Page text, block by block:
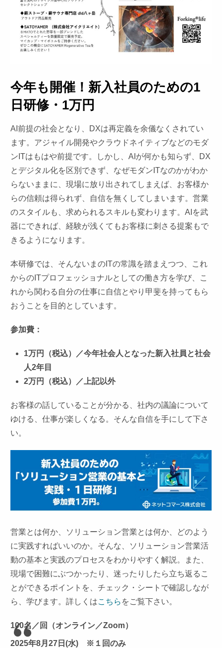
今年も開催！新入社員のための1
日研修・1万円
AI前提の社会となり、DXは再定義を余儀なくされてい
ます。アジャイル開発やクラウドネイティブなどのモダ
ンITはもはや前提です。しかし、AIが何かも知らず、DX
とデジタル化を区別できず、なぜモダンITなのかがわか
らないままに、現場に放り出されてしまえば、お客様か
らの信頼は得られず、自信を無くしてしまいます。営業
のスタイルも、求められるスキルも変わります。AIを武
器にできれば、経験が浅くてもお客様に刺さる提案もで
きるようになります。
本研修では、そんないまのITの常識を踏まえつつ、これ
からのITプロフェッショナルとしての働き方を学び、こ
れから関わる自分の仕事に自信とやり甲斐を持ってもら
おうことを目的としています。
参加費：
1万円（税込）／今年社会人となった新入社員と社会
人2年目
2万円（税込）／上記以外
お客様の話していることが分かる、社内の議論について
ゆける、仕事が楽しくなる。そんな自信を手にして下さ
い。
営業とは何か、ソリューション営業とは何か、どのよう
に実践すればいいのか。そんな、ソリューション営業活
動の基本と実践のプロセスをわかりやすく解説。また、
現場で困難にぶつかったり、迷ったりしたら立ち返るこ
とができるポイントを、チェック・シートで確認しなが
ら、学びます。詳しくはこちら をご覧下さい。
100名／回（オンライン／Zoom）
2025年8月27日(水) ※１回のみ